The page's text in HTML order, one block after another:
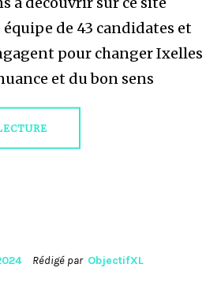
de 43 candidates et
pour changer Ixelles
et du bon sens
Rédigé par ObjectifXL